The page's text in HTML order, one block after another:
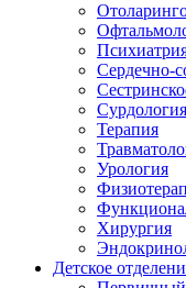
Сердечно-
Сурдология
Терапия
Урология
Хирургия
Детское